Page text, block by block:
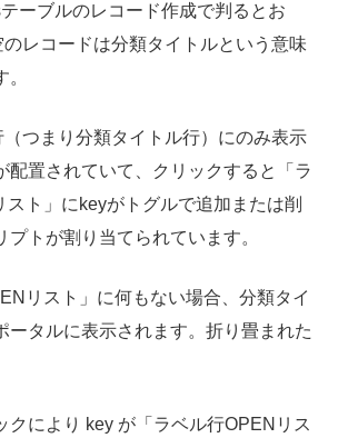
テーブルのレコード作成で判るとお
のレコードは分類タイトルという意味
つまり分類タイトル行）にのみ表示
配置されていて、クリックすると「ラ
スト」にkeyがトグルで追加または削
プトが割り当てられています。
リスト」に何もない場合、分類タイ
ータルに表示されます。折り畳まれた
クにより key が「ラベル行OPENリス